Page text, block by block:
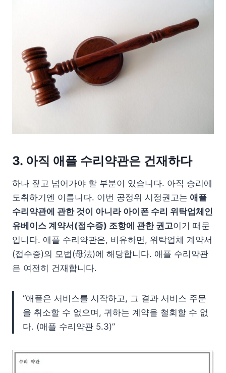
3. 아직 애플 수리약관은 건재하다
하나 짚고 넘어가야 할 부분이 있습니다. 아직 승리에
도취하기엔 이릅니다. 이번 공정위 시정권고는 애플
수리약관에 관한 것이 아니라 아이폰 수리 위탁업체인
유베이스 계약서(접수증) 조항에 관한 권고이기 때문
입니다. 애플 수리약관은, 비유하면, 위탁업체 계약서
(접수증)의 모법(母法)에 해당합니다. 애플 수리약관
은 여전히 건재합니다.
“애플은 서비스를 시작하고, 그 결과 서비스 주문
을 취소할 수 없으며, 귀하는 계약을 철회할 수 없
다. (애플 수리약관 5.3)”